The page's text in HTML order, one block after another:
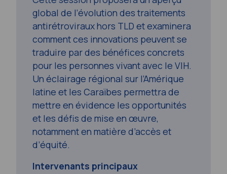
global de l’évolution des traitements
antirétroviraux hors TLD et examinera
comment ces innovations peuvent se
traduire par des bénéfices concrets
pour les personnes vivant avec le VIH.
Un éclairage régional sur l’Amérique
latine et les Caraïbes permettra de
mettre en évidence les opportunités
et les défis de mise en œuvre,
notamment en matière d’accès et
d’équité.
Intervenants principaux